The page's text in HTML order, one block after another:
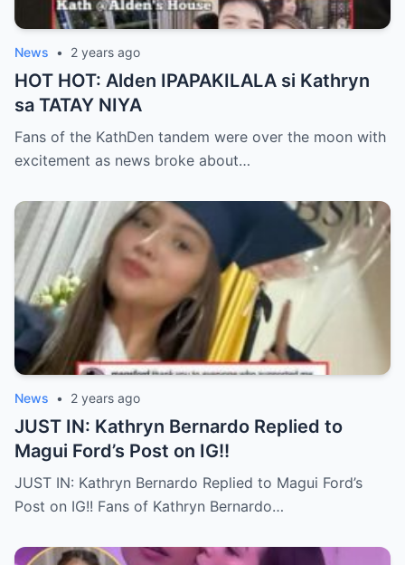
News • 2 years ago
HOT HOT: Alden IPAPAKILALA si Kathryn
sa TATAY NIYA
Fans of the KathDen tandem were over the moon with
excitement as news broke about…
News • 2 years ago
JUST IN: Kathryn Bernardo Replied to
Magui Ford’s Post on IG!!
JUST IN: Kathryn Bernardo Replied to Magui Ford’s
Post on IG!! Fans of Kathryn Bernardo…